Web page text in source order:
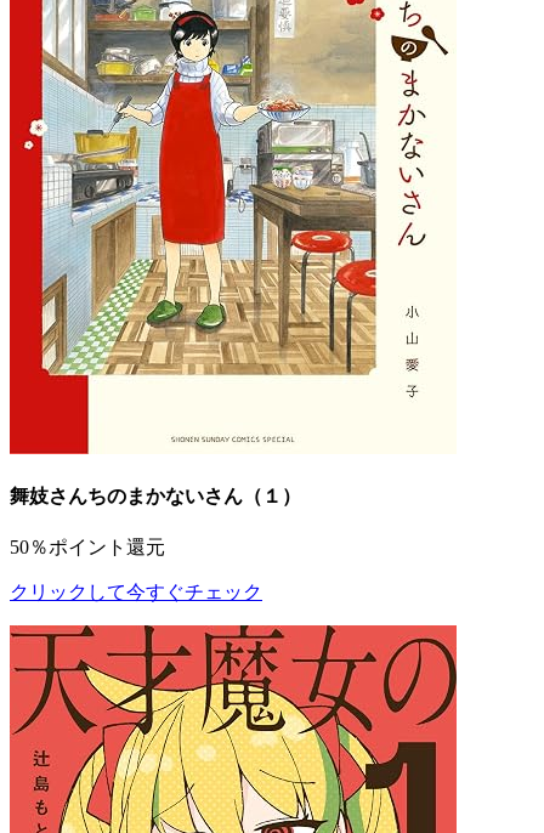
舞妓さんちのまかないさん（１）
50％ポイント還元
クリックして今すぐチェック